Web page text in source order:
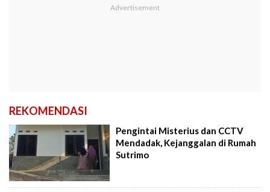
REKOMENDASI
Pengintai Misterius dan CCTV
Mendadak, Kejanggalan di Rumah
Sutrimo